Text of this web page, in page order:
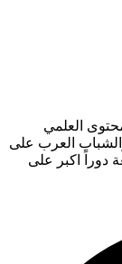
العلمي
والشباب العرب على
تأخد هذه اللغة دوراً اكبر على